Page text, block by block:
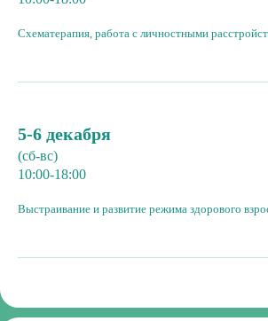
Схематерапия, работа с личностными
5-6 декабря
(сб-вс)
10:00-18:00
Выстраивание и развитие режима здорового
Специалитет (образовательные
к